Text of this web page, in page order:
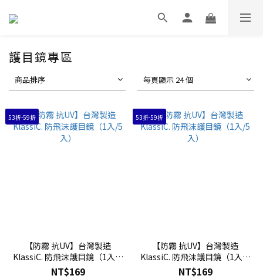
護目鏡專區
商品排序 每頁顯示 24 個
53折-59折
【防霧 抗UV】台灣製造
KlassiC. 防飛沫護目鏡（1入/5
入）
NT$169
53折-59折
【防霧 抗UV】台灣製造
KlassiC. 防飛沫護目鏡（1入/5
入）
NT$169